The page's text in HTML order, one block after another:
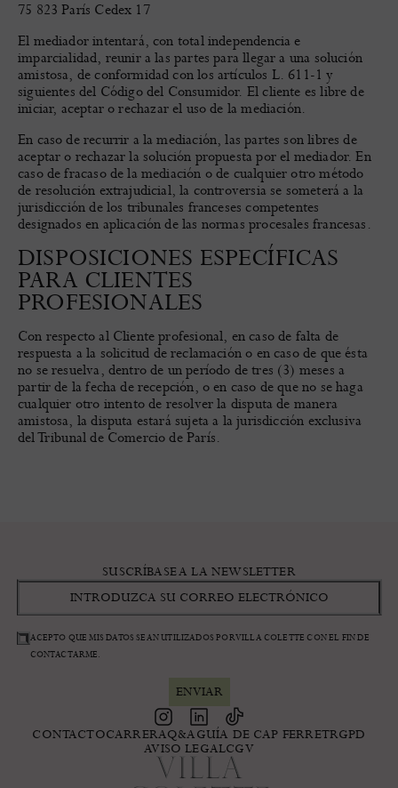
75 823 París Cedex 17
El mediador intentará, con total independencia e
imparcialidad, reunir a las partes para llegar a una solución
amistosa, de conformidad con los artículos L. 611-1 y
siguientes del Código del Consumidor. El cliente es libre de
iniciar, aceptar o rechazar el uso de la mediación.
En caso de recurrir a la mediación, las partes son libres de
aceptar o rechazar la solución propuesta por el mediador. En
caso de fracaso de la mediación o de cualquier otro método
de resolución extrajudicial, la controversia se someterá a la
jurisdicción de los tribunales franceses competentes
designados en aplicación de las normas procesales francesas.
DISPOSICIONES ESPECÍFICAS
PARA CLIENTES
PROFESIONALES
Con respecto al Cliente profesional, en caso de falta de
respuesta a la solicitud de reclamación o en caso de que ésta
no se resuelva, dentro de un período de tres (3) meses a
partir de la fecha de recepción, o en caso de que no se haga
cualquier otro intento de resolver la disputa de manera
amistosa, la disputa estará sujeta a la jurisdicción exclusiva
del Tribunal de Comercio de París.
SUSCRÍBASE A LA NEWSLETTER
ACEPTO QUE MIS DATOS SEAN UTILIZADOS POR VILLA COLETTE CON EL FIN DE
CONTACTARME.
CONTACTOCARRERAQ&AGUÍA DE CAP FERRETRGPD
AVISO LEGALCGV